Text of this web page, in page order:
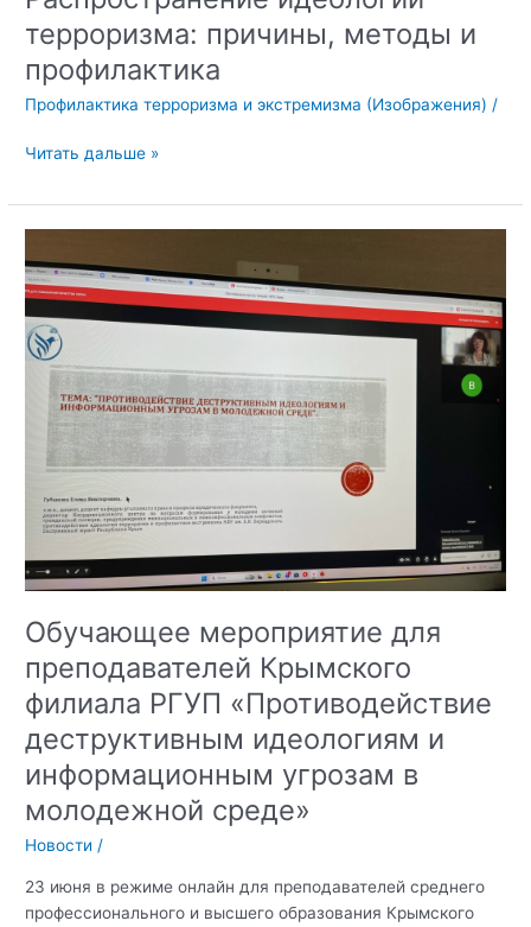
терроризма: причины, методы и
профилактика
Профилактика терроризма и экстремизма (Изображения) /
Распространение
терроризма:
причины,
методы
и
профилактика
Читать дальше »
Обучающее мероприятие для
преподавателей Крымского
филиала РГУП «Противодействие
деструктивным идеологиям и
информационным угрозам в
молодежной среде»
Новости /
23 июня в режиме онлайн для преподавателей среднего
профессионального и высшего образования Крымского